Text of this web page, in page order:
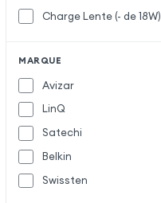
Charge Lente (- de 18W)
MARQUE
Avizar
LinQ
Satechi
Belkin
Swissten